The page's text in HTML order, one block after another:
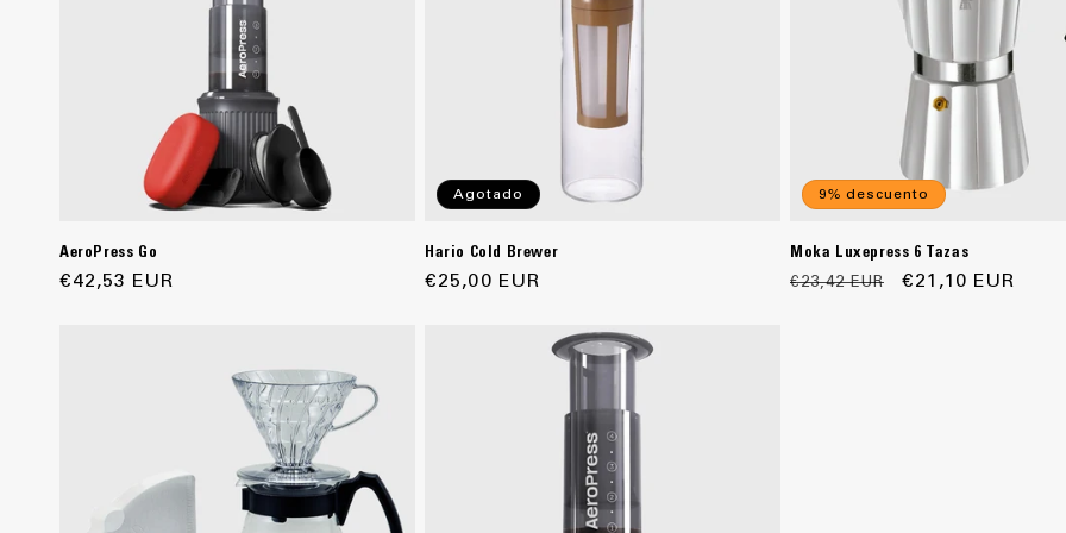
AeroPress Go
Precio
€42,53 EUR
Agotado
Hario Cold Brewer
Precio
€25,00 EUR
9% descuento
Moka Luxepress 6 Tazas
Precio
€23,42 EUR
Precio
€21,10 EUR